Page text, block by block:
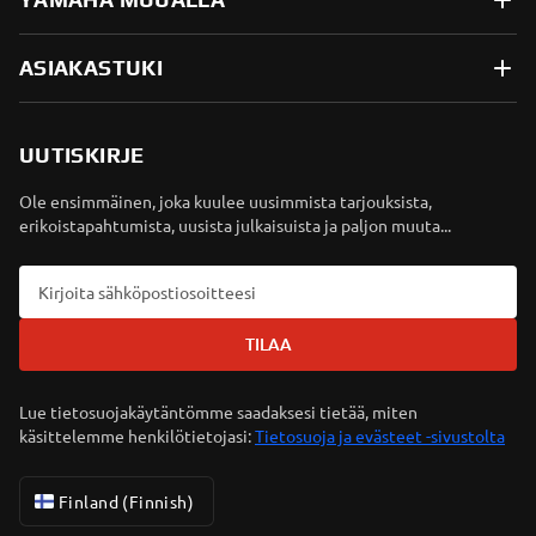
ASIAKASTUKI
UUTISKIRJE
Ole ensimmäinen, joka kuulee uusimmista tarjouksista,
erikoistapahtumista, uusista julkaisuista ja paljon muuta...
TILAA
Lue tietosuojakäytäntömme saadaksesi tietää, miten
käsittelemme henkilötietojasi:Tietosuoja ja evästeet -sivustolta
Finland (Finnish)